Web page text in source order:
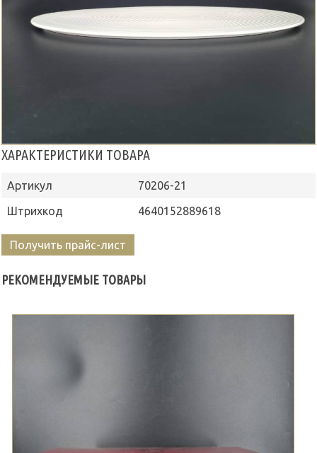
ХАРАКТЕРИСТИКИ ТОВАРА
Артикул
70206-21
Штрихкод
4640152889618
Получить прайс-лист
РЕКОМЕНДУЕМЫЕ ТОВАРЫ